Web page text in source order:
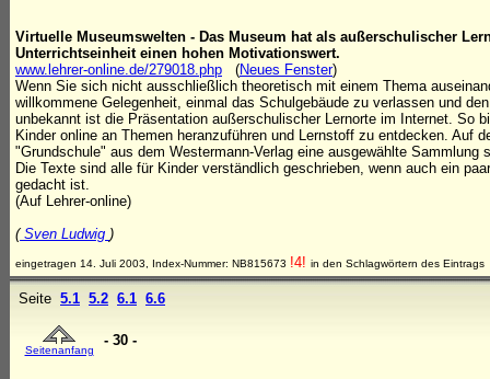
Virtuelle Museumswelten - Das Museum hat als außerschulischer
Unterrichtseinheit einen hohen Motivationswert.
www.lehrer-online.de/279018.php (Neues Fenster)
Wenn Sie sich nicht ausschließlich theoretisch mit einem Thema
willkommene Gelegenheit, einmal das Schulgebäude zu verlassen und
unbekannt ist die Präsentation außerschulischer Lernorte im Internet. So
Kinder online an Themen heranzuführen und Lernstoff zu entdecken. Auf
"Grundschule" aus dem Westermann-Verlag eine ausgewählte Sammlung
Die Texte sind alle für Kinder verständlich geschrieben, wenn auch ein
gedacht ist.
(Auf Lehrer-online)
(Sven Ludwig )
eingetragen 14. Juli 2003, Index-Nummer: NB815673 !4! in den Schlagwörtern des Eintrags
Seite 5.1 5.2 6.1 6.6
Seitenanfang
- 30 -